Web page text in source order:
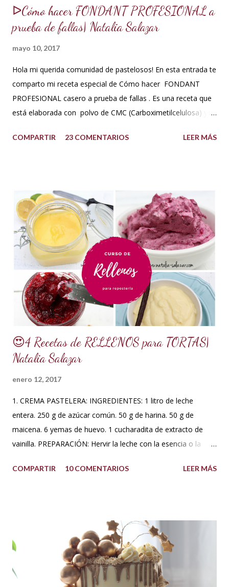
ᐅCómo hacer FONDANT PROFESIONAL a
prueba de fallas| Natalia Salazar
mayo 10, 2017
Hola mi querida comunidad de pastelosos! En esta entrada te
comparto mi receta especial de Cómo hacer FONDANT
PROFESIONAL casero a prueba de fallas . Es una receta que
está elaborada con polvo de CMC (Carboximetilcelulosa) y
que le aportan a la masa elasticidad, firmeza y le ayudan a
maíz o miel de Karo (1/2 taza). Y para climas cálidos usar
Glucosa, la misma cantidad. *7.5 ml de CMC o Tylose *2.5
ml de goma Xantana (Xanthan gum) *1 cucharada de 15 ml
de manteca blanca hidrogenada tipo Crisco o 10 gramos *75
ml de agua o 5 cucharadas de 15 ml *Esencia de almendras
o al gusto *5 ml de VINAGRE BLANCO (opcional, funciona
como preservante) *1 cucharadita de Glicerina ( usar solo si
el clima es ...
COMPARTIR 23 COMENTARIOS LEER MÁS
😍4 Recetas de RELLENOS para TORTAS|
Natalia Salazar
enero 12, 2017
1. CREMA PASTELERA: INGREDIENTES: 1 litro de leche
entera. 250 g de azúcar común. 50 g de harina. 50 g de
maicena. 6 yemas de huevo. 1 cucharadita de extracto de
vainilla. PREPARACIÓN: Hervir la leche con la esencia o la
con el azúcar. Reservar. Tamiza la harina con la maicena y
fuego bajo hasta que espese. No dejar de batir. Cuando haya
espesado sacar del fuego y dejar enfriar moviendo de
cuando en cuando. Se puede agregar una cucharada de
mantequilla para aportar más suavidad y sabor. Tips: Se
COMPARTIR 10 COMENTARIOS LEER MÁS